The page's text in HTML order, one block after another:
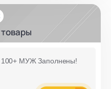
100+ МУЖ Заполнены!